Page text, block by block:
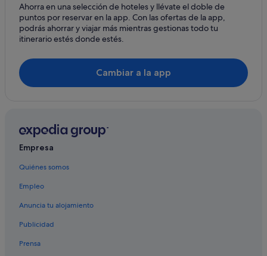
Hoteles LGTBQIA en Madeira
Casas privadas de vacaciones en Madeira
Villas en Madeira
Residences en Madeira
Hoteles de 5 estrellas en Madeira
Albergues en Madeira
Hoteles con bar en Madeira
Cabañas en Madeira
Hoteles históricos en Madeira
Hoteles ecológicos en Madeira
Campings de caravanas en Ponta Delgada
Ahorra en una selección de hoteles y llévate el doble de
puntos por reservar en la app. Con las ofertas de la app,
podrás ahorrar y viajar más mientras gestionas todo tu
itinerario estés donde estés.
Cambiar a la app
Empresa
Quiénes somos
Empleo
Anuncia tu alojamiento
Publicidad
Prensa